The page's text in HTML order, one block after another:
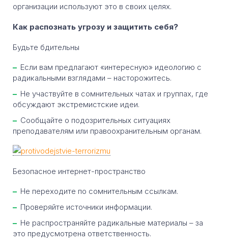
организации используют это в своих целях.
Как распознать угрозу и защитить себя?
Будьте бдительны
Если вам предлагают «интересную» идеологию с
радикальными взглядами – насторожитесь.
Не участвуйте в сомнительных чатах и группах, где
обсуждают экстремистские идеи.
Сообщайте о подозрительных ситуациях
преподавателям или правоохранительным органам.
Безопасное интернет-пространство
Не переходите по сомнительным ссылкам.
Проверяйте источники информации.
Не распространяйте радикальные материалы – за
это предусмотрена ответственность.